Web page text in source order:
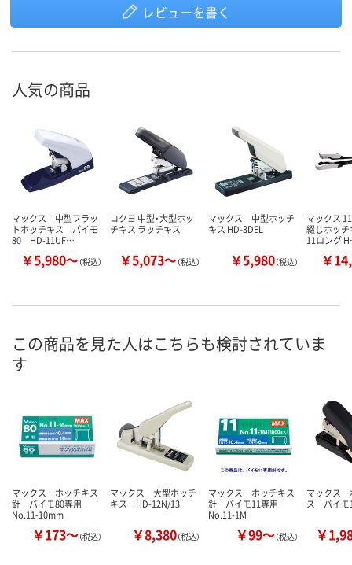
レビューを書く
人気の商品
マックス 中型フラッ
トホッチキス バイモ
80 HD-11UF…
￥5,980～（税込）
コクヨ 中型・大型ホッ
チキス ラッチキス
￥5,073～（税込）
マックス 中型ホッチ
キス HD-3DEL
￥5,980（税込）
マックス
綴じホッ
11ロング
￥
この商品を見た人はこちらも検討されていま
す
マックス ホッチキス
針 バイモ80専用
No.11-10mm
￥173～（税込）
マックス 大型ホッチ
キス HD-12N/13
￥8,380（税込）
マックス ホッチキス
針 バイモ11専用
No.11-1M
￥99～（税込）
マックス
ス バイモ
￥